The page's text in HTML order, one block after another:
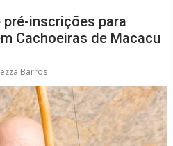
inscrições para
Cachoeiras de Macacu
Barros